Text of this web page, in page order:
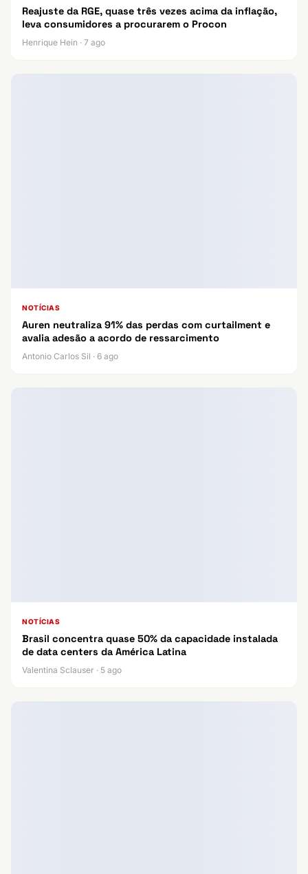
Reajuste da RGE, quase três vezes acima da inflação,
leva consumidores a procurarem o Procon
Henrique Hein · 7 ago
NOTÍCIAS
Auren neutraliza 91% das perdas com curtailment e
avalia adesão a acordo de ressarcimento
Antonio Carlos Sil · 6 ago
NOTÍCIAS
Brasil concentra quase 50% da capacidade instalada
de data centers da América Latina
Valentina Sclauser · 5 ago